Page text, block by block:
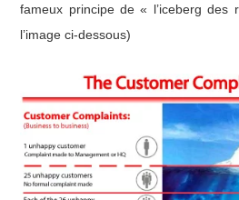
fameux principe de « l’iceberg des
l’image ci-dessous)